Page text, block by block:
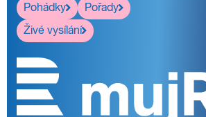
Pohádky
Pořady
Živé vysílání